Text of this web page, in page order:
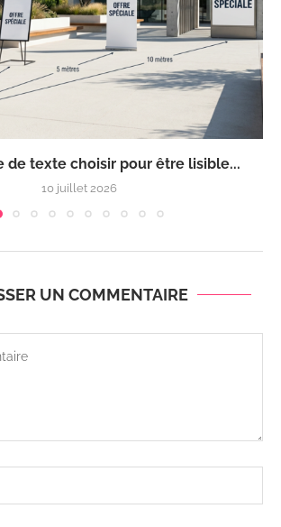
de texte choisir pour être lisible...
10 juillet 2026
UN COMMENTAIRE